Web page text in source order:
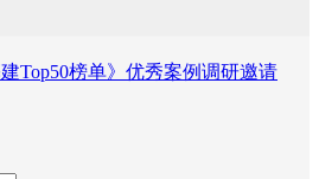
建Top50榜单》优秀案例调研邀请